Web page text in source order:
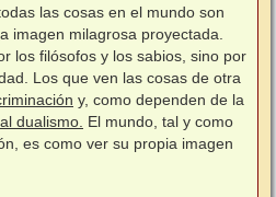
las cosas en el mundo son
imagen milagrosa proyectada.
los filósofos y los sabios, sino por
Los que ven las cosas de otra
y, como dependen de la
dualismo. El mundo, tal y como
es como ver su propia imagen